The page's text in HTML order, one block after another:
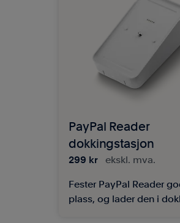
PayPal Reader
dokkingstasjon
299 kr ekskl. mva.
Fester PayPal Reader
plass, og lader den i